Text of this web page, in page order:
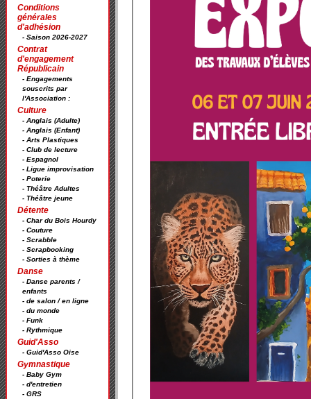
Conditions
générales
d'adhésion
- Saison 2026-2027
Contrat
d'engagement
Républicain
- Engagements
souscrits par
l'Association :
Culture
- Anglais (Adulte)
- Anglais (Enfant)
- Arts Plastiques
- Club de lecture
- Espagnol
- Ligue improvisation
- Poterie
- Théâtre Adultes
- Théâtre jeune
Détente
- Char du Bois Hourdy
- Couture
- Scrabble
- Scrapbooking
- Sorties à thème
Danse
- Danse parents /
enfants
- de salon / en ligne
- du monde
- Funk
- Rythmique
Guid'Asso
- Guid'Asso Oise
Gymnastique
- Baby Gym
- d'entretien
- GRS